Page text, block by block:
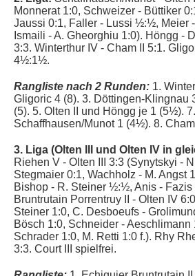
Monnerat 1:0, Schweizer - Büttiker
Jaussi 0:1, Faller - Lussi ½:½, Meier
Ismaili - A. Gheorghiu 1:0). Höngg -
3:3. Winterthur IV - Cham II 5:1.
4½:1½.
Rangliste nach 2 Runden: 1.
Gligoric 4 (8). 3. Döttingen-Klingnau
(5). 5. Olten II und Höngg je 1 (5½). 7.
Schaffhausen/Munot 1 (4½). 8.
3. Liga (Olten III und Olten IV in
Riehen V - Olten III 3:3 (Synytskyi -
Stegmaier 0:1, Wachholz - M. Angst
Bishop - R. Steiner ½:½, Anis - Fazis
Bruntrutain Porrentruy II - Olten IV
Steiner 1:0, C. Desboeufs -
Bösch 1:0, Schneider - Aeschlimann
Schrader 1:0, M. Retti 1:0 f.). Rhy
3:3. Court III spielfrei.